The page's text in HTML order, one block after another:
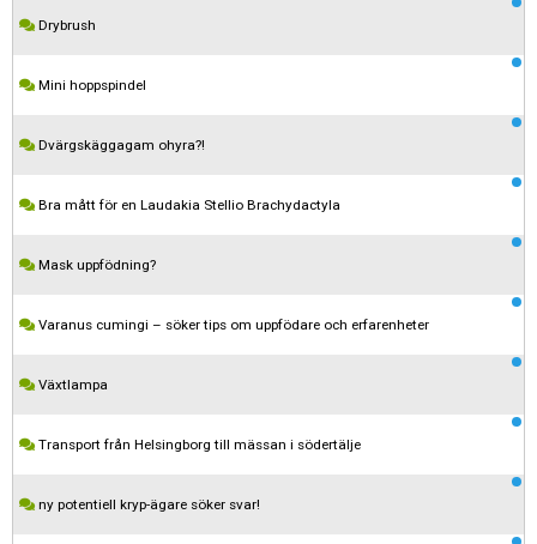
Drybrush
Mini hoppspindel
Dvärgskäggagam ohyra?!
Bra mått för en Laudakia Stellio Brachydactyla
Mask uppfödning?
Varanus cumingi – söker tips om uppfödare och erfarenheter
Växtlampa
Transport från Helsingborg till mässan i södertälje
ny potentiell kryp-ägare söker svar!